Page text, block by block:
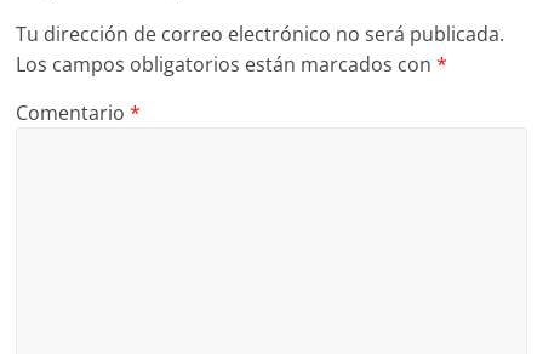
Tu dirección de correo electrónico no será publicada.
Los campos obligatorios están marcados con*
Comentario*